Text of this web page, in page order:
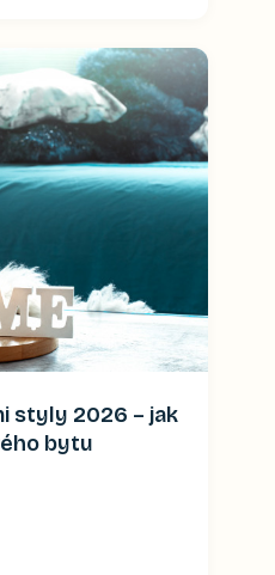
styly 2026 – jak
bytu